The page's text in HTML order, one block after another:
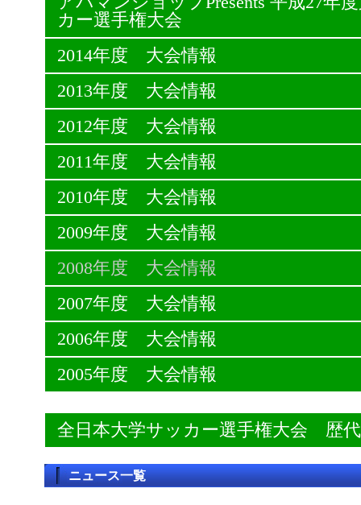
カー選手権大会
2014年度 大会情報
2013年度 大会情報
2012年度 大会情報
2011年度 大会情報
2010年度 大会情報
2009年度 大会情報
2008年度 大会情報
2007年度 大会情報
2006年度 大会情報
2005年度 大会情報
全日本大学サッカー選手権大会 歴
ニュース一覧